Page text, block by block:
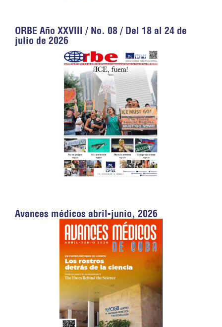
ORBE Año XXVIII / No. 08 / Del 18 al 24 de
julio de 2026
Avances médicos abril-junio, 2026